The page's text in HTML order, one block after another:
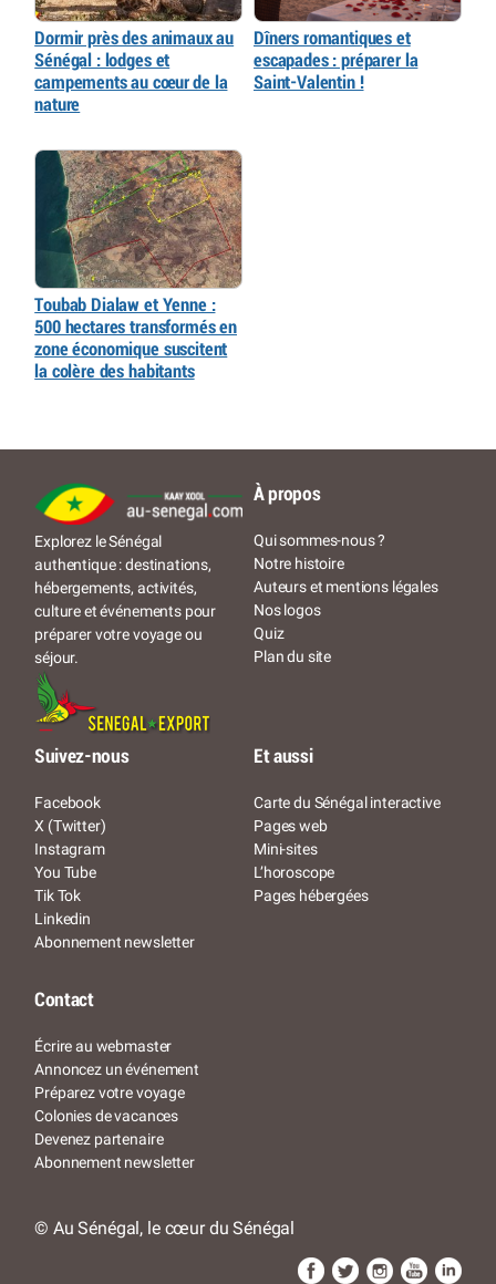
Dormir près des animaux au
Sénégal : lodges et
campements au cœur de la
nature
Dîners romantiques et
escapades : préparer la
Saint-Valentin !
Toubab Dialaw et Yenne :
500 hectares transformés en
zone économique suscitent
la colère des habitants
Explorez le Sénégal
authentique : destinations,
hébergements, activités,
culture et événements pour
préparer votre voyage ou
séjour.
À propos
Qui sommes-nous ?
Notre histoire
Auteurs et mentions légales
Nos logos
Quiz
Plan du site
Suivez-nous
Facebook
X (Twitter)
Instagram
You Tube
Tik Tok
Linkedin
Abonnement newsletter
Et aussi
Carte du Sénégal interactive
Pages web
Mini-sites
L’horoscope
Pages hébergées
Contact
Écrire au webmaster
Annoncez un événement
Préparez votre voyage
Colonies de vacances
Devenez partenaire
Abonnement newsletter
© Au Sénégal, le cœur du Sénégal